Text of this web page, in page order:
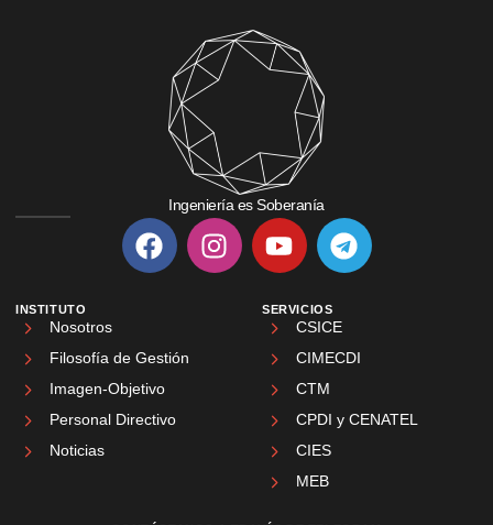
Ingeniería es Soberanía
INSTITUTO
Nosotros
Filosofía de Gestión
Imagen-Objetivo
Personal Directivo
Noticias
SERVICIOS
CSICE
CIMECDI
CTM
CPDI y CENATEL
CIES
MEB